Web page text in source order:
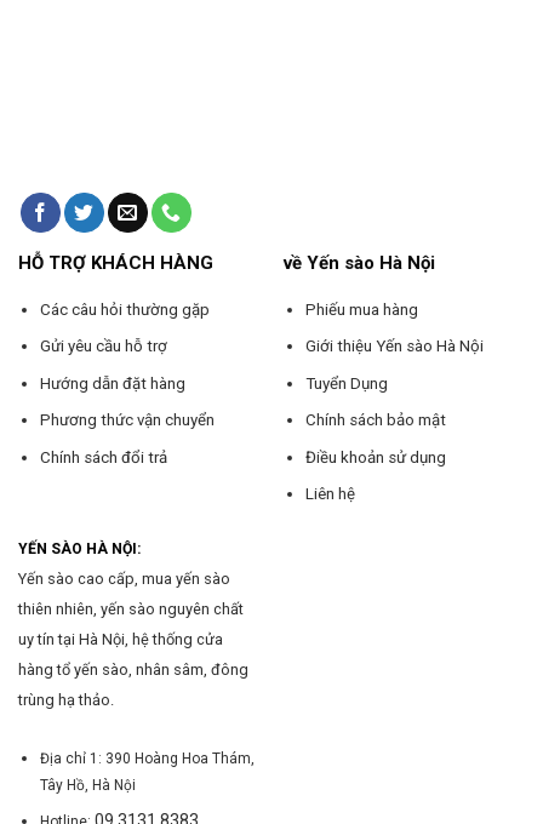
HỖ TRỢ KHÁCH HÀNG
Các câu hỏi thường gặp
Gửi yêu cầu hỗ trợ
Hướng dẫn đặt hàng
Phương thức vận chuyển
Chính sách đổi trả
về Yến sào Hà Nội
Phiếu mua hàng
Giới thiệu Yến sào Hà Nội
Tuyển Dụng
Chính sách bảo mật
Điều khoản sử dụng
Liên hệ
YẾN SÀO HÀ NỘI:
Yến sào cao cấp, mua yến sào
thiên nhiên, yến sào nguyên chất
uy tín tại Hà Nội, hệ thống cửa
hàng tổ yến sào, nhân sâm, đông
trùng hạ thảo.
Địa chỉ 1: 390 Hoàng Hoa Thám,
Tây Hồ, Hà Nội